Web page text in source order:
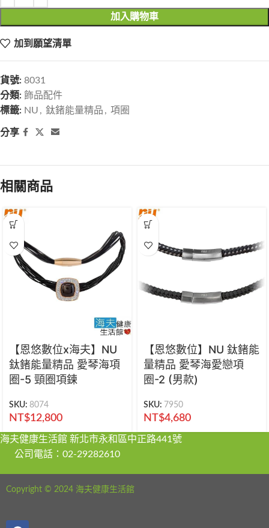
加入購物車
加到願望清單
貨號: 8031
分類: 飾品配件
標籤: NU , 鈦鍺能量精品 , 項圈
分享
相關商品
【恩悠數位x海夫】NU
鈦鍺能量精品 愛琴海項
圈-5 頸圈項鍊
SKU: 8074
NT$12,800
【恩悠數位】NU 鈦鍺能
量精品 愛琴海愛戀項
圈-2 (男款)
SKU: 7950
NT$4,680
海夫健康生活館 新北市永和區中正路441號
公司電話：02-29282610
Copyright © 2024 海夫健康生活館